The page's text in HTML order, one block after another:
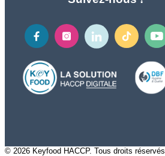
© 2026 Keyfood HACCP. Tous droits réservés.